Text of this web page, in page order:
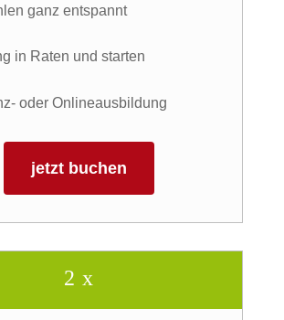
ganz entspannt
in Raten und starten
oder Onlineausbildung
jetzt buchen
2 x